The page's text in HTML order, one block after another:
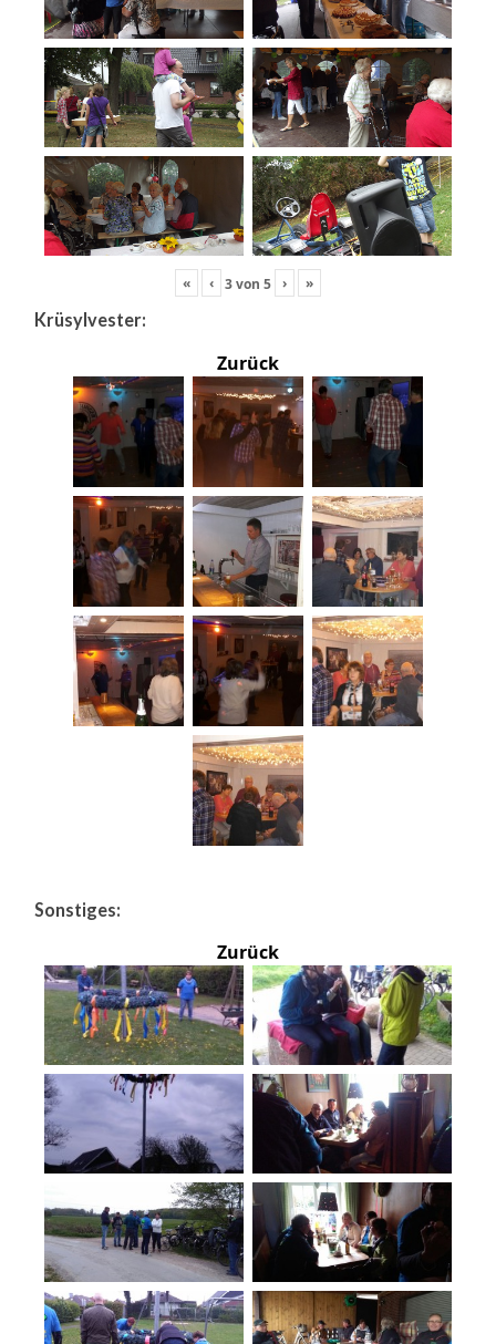
« ‹ 3von 5 › »
Krüsylvester:
Zurück
Sonstiges:
Zurück